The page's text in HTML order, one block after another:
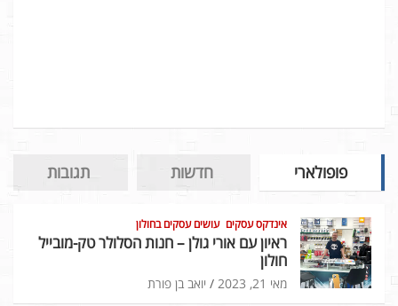
פופולארי חדשות תגובות
אינדקס עסקים עושים עסקים בחולון
ראיון עם אורי גולן – חנות הסלולר טק-מובייל
חולון
מאי 21, 2023 יואב בן פורת